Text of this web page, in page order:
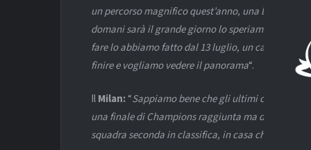
un percorso magnifico quest’anno, una bellissima
domani sarà il grande giorno lo speriamo, stiamo
fare lo abbiamo fatto dal 13 luglio, un
finire e vogliamo vedere il panorama“.
IlMilan:“Sappiamo bene che gli ultimi cinque
una finale di Champions raggiunta ma domani
squadra seconda in classifica, in casa che farà di